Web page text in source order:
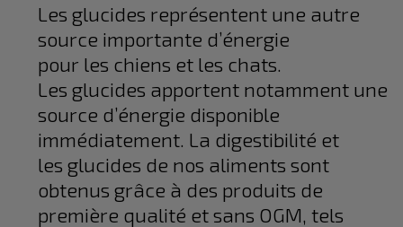
Les glucides représentent une autre
source importante d’énergie
pour les chiens et les chats.
Les glucides apportent notamment une
source d’énergie disponible
immédiatement. La digestibilité et
les glucides de nos aliments sont
obtenus grâce à des produits de
première qualité et sans OGM, tels